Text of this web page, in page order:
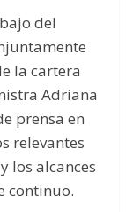
del
la cartera
Adriana
prensa en
relevantes
los alcances
continuo.